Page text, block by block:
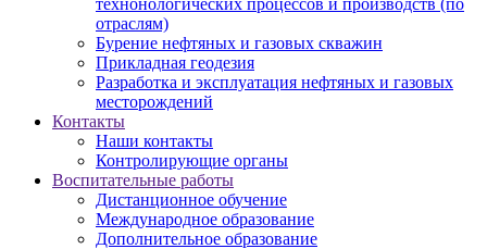
отраслям)
Бурение нефтяных и газовых скважин
Прикладная геодезия
Разработка и эксплуатация нефтяных и газовых
месторождений
Контакты
Наши контакты
Контролирующие органы
Воспитательные работы
Дистанционное обучение
Международное образование
Дополнительное образование